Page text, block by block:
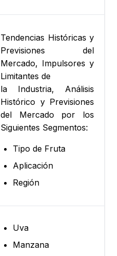
Tendencias Históricas y
Previsiones del
Mercado, Impulsores y
Limitantes de
la Industria, Análisis
Histórico y Previsiones
del Mercado por los
Siguientes Segmentos:
Tipo de Fruta
Aplicación
Región
Uva
Manzana